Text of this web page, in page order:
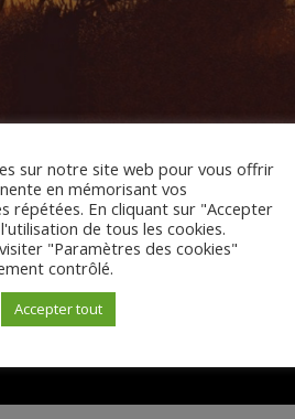
sur notre site web pour vous offrir
en mémorisant vos
répétées. En cliquant sur "Accepter
de tous les cookies.
"Paramètres des cookies"
contrôlé.
Accepter tout